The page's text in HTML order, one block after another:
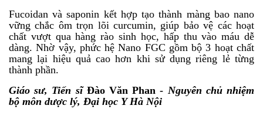
Fucoidan và saponin kết hợp tạo thành màng bao nano
vững chắc ôm trọn lõi curcumin, giúp bảo vệ các hoạt
chất vượt qua hàng rào sinh học, hấp thu vào máu dễ
dàng. Nhờ vậy, phức hệ Nano FGC gồm bộ 3 hoạt chất
mang lại hiệu quả cao hơn khi sử dụng riêng lẻ từng
thành phần.
Giáo sư, Tiến sĩĐào Văn Phan - Nguyên chủ nhiệm
bộ môn dược lý, Đại học Y Hà Nội